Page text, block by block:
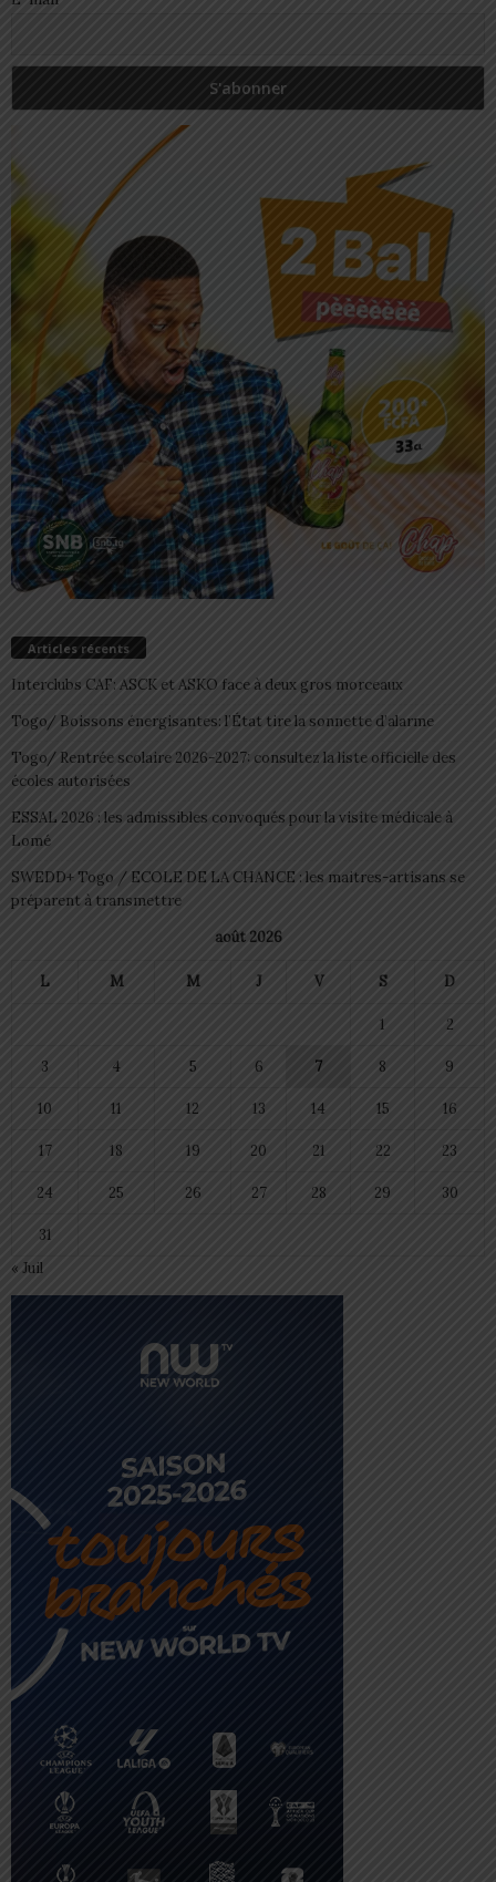
Articles récents
Interclubs CAF: ASCK et ASKO face à deux gros morceaux
Togo/ Boissons énergisantes: l’État tire la sonnette d’alarme
Togo/ Rentrée scolaire 2026-2027: consultez la liste officielle des
écoles autorisées
ESSAL 2026 : les admissibles convoqués pour la visite médicale à
Lomé
SWEDD+ Togo / ECOLE DE LA CHANCE : les maitres-artisans se
préparent à transmettre
août 2026
L M M J V S D
1 2
3 4 5 6 7 8 9
10 11 12 13 14 15 16
17 18 19 20 21 22 23
24 25 26 27 28 29 30
31
« Juil